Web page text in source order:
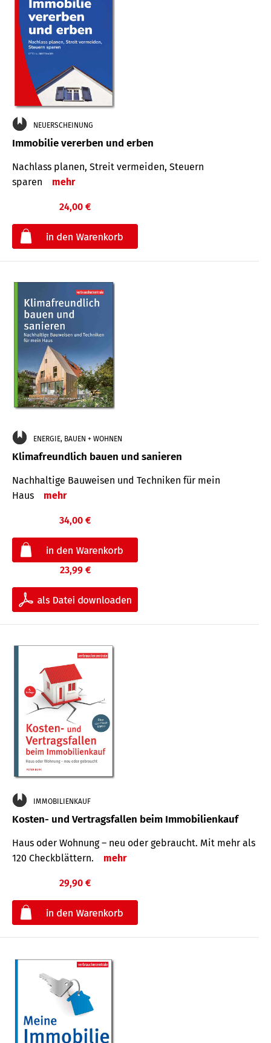
NEUERSCHEINUNG
Immobilie vererben und erben
Nachlass planen, Streit vermeiden, Steuern
sparen
mehr
24,00 €
ENERGIE, BAUEN + WOHNEN
Klimafreundlich bauen und sanieren
Nachhaltige Bauweisen und Techniken für mein
Haus
mehr
34,00 €
23,99 €
IMMOBILIENKAUF
Kosten- und Vertragsfallen beim Immobilienkauf
Haus oder Wohnung – neu oder gebraucht. Mit mehr als
120 Check­blättern.
mehr
29,90 €